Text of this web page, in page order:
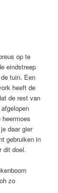
op te
eindstreep
tuin. Een
heeft de
de rest van
daar gier
gebruiken in
dit doel.
zo